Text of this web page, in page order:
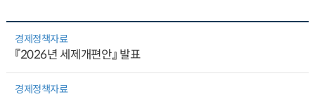
경제정책자료
『2026년 세제개편안』 발표
경제정책자료